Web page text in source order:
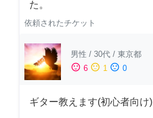
た。
依頼されたチケット
男性 / 30代 / 東京都
sentiment_satisfied 6 sentiment_neutral 1 sentiment_dissatisfied 0
ギター教えます(初心者向け)